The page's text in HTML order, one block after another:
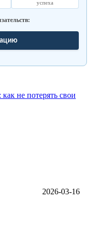
успеха
как не потерять свои
2026-03-16